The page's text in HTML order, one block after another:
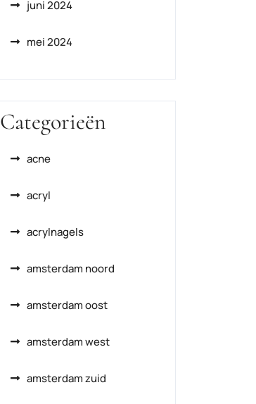
juni 2024
mei 2024
Categorieën
acne
acryl
acrylnagels
amsterdam noord
amsterdam oost
amsterdam west
amsterdam zuid